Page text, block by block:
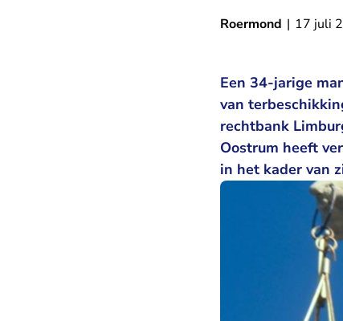
Roermond | 17 juli
Een 34-jarige
van
rechtbank
Oostrum heeft
in het kader van